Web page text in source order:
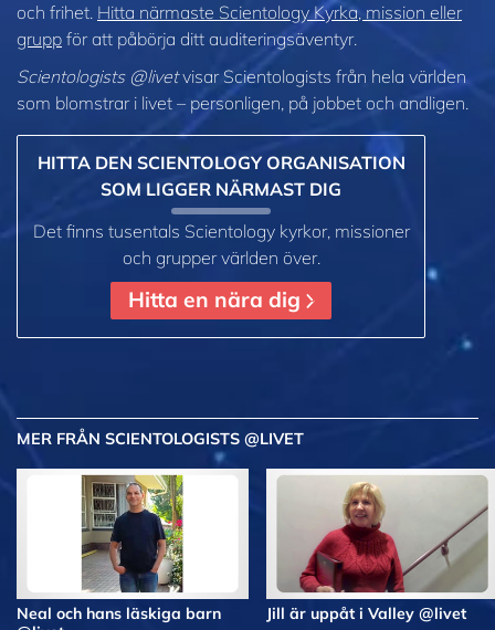
och frihet. Hitta närmaste Scientology Kyrka, mission eller
grupp för att påbörja ditt auditeringsäventyr.
Scientologists @livetvisar Scientologists från hela världen
som blomstrar i livet – personligen, på jobbet och andligen.
HITTA DEN SCIENTOLOGY ORGANISATION
SOM LIGGER NÄRMAST DIG
Det finns tusentals Scientology kyrkor, missioner
och grupper världen över.
Hitta en nära dig
MER FRÅN SCIENTOLOGISTS @LIVET
Neal och hans läskiga barn
Jill är uppåt i Valley @livet